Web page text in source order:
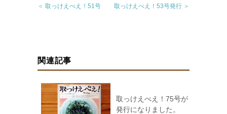
＜ 取っけえべえ！51号 取っけえべえ！53号発行 ＞
関連記事
取っけえべえ！75号が
発行になりました。